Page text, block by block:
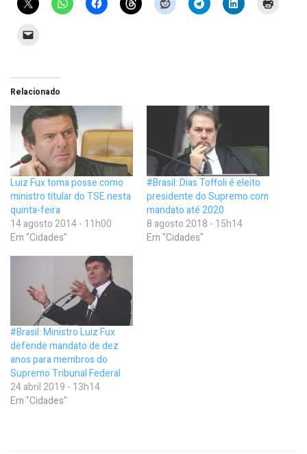
Relacionado
Luiz Fux toma posse como
ministro titular do TSE nesta
quinta-feira
14 agosto 2014 - 11h00
Em "Cidades"
#Brasil: Dias Toffoli é eleito
presidente do Supremo com
mandato até 2020
8 agosto 2018 - 15h14
Em "Cidades"
#Brasil: Ministro Luiz Fux
defende mandato de dez
anos para membros do
Supremo Tribunal Federal
24 abril 2019 - 13h14
Em "Cidades"